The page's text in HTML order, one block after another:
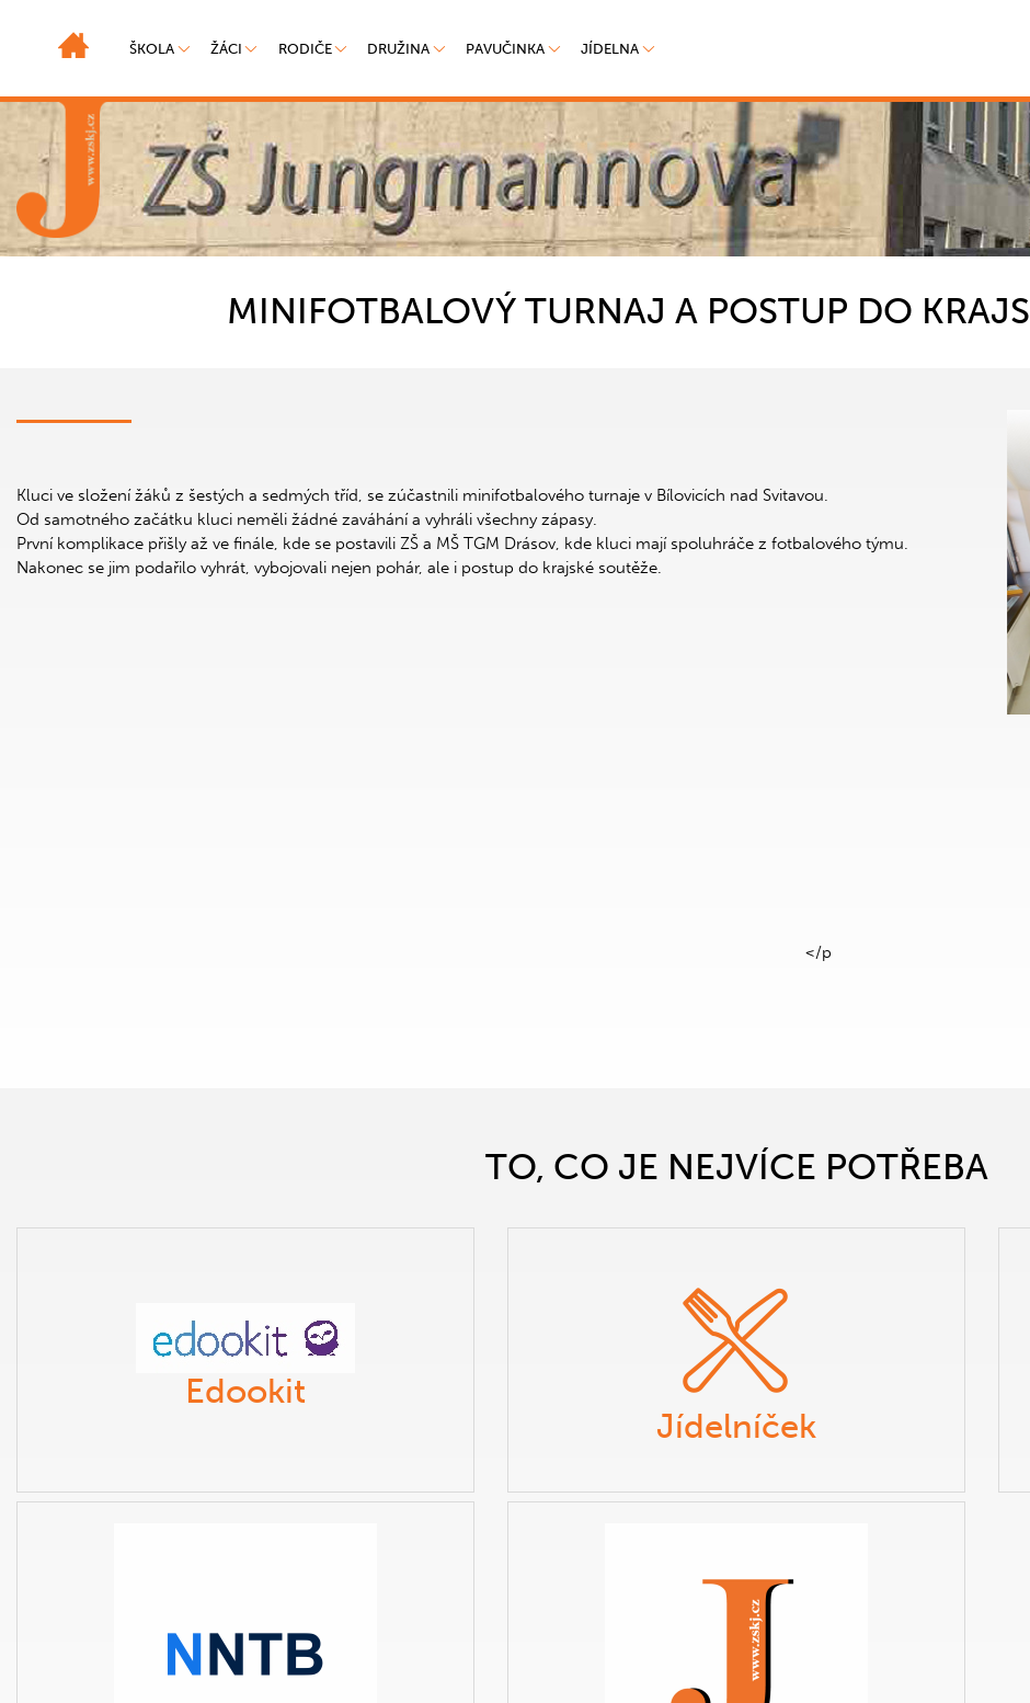
ŠKOLA ŽÁCI RODIČE DRUŽINA PAVUČINKA JÍDELNA
MINIFOTBALOVÝ TURNAJ A POSTUP DO
Kluci ve složení žáků z šestých a sedmých tříd, se zúčastnili minifotbalového turnaje v Bílovicích nad Svitavou.
Od samotného začátku kluci neměli žádné zaváhání a vyhráli všechny zápasy.
První komplikace přišly až ve finále, kde se postavili ZŠ a MŠ TGM Drásov, kde kluci mají spoluhráče z fotbalového týmu.
Nakonec se jim podařilo vyhrát, vybojovali nejen pohár, ale i postup do krajské soutěže.
</p
TO, CO JE NEJVÍCE POTŘEBA
Edookit
Jídelníček